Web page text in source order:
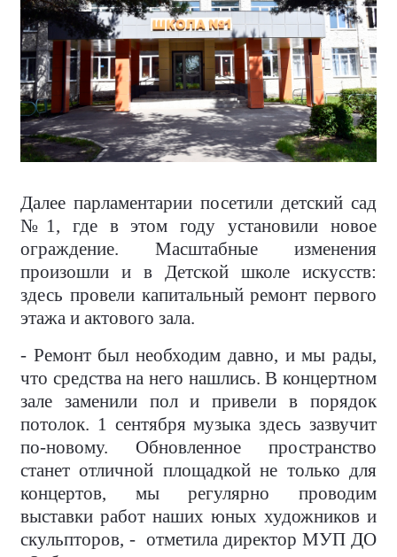
Далее парламентарии посетили детский сад
№1, где в этом году установили новое
ограждение. Масштабные изменения
произошли и в Детской школе искусств:
здесь провели капитальный ремонт первого
этажа и актового зала.
- Ремонт был необходим давно, и мы рады,
что средства на него нашлись. В концертном
зале заменили пол и привели в порядок
потолок. 1 сентября музыка здесь зазвучит
по-новому. Обновленное пространство
станет отличной площадкой не только для
концертов, мы регулярно проводим
выставки работ наших юных художников и
скульпторов, - отметила директор МУП ДО